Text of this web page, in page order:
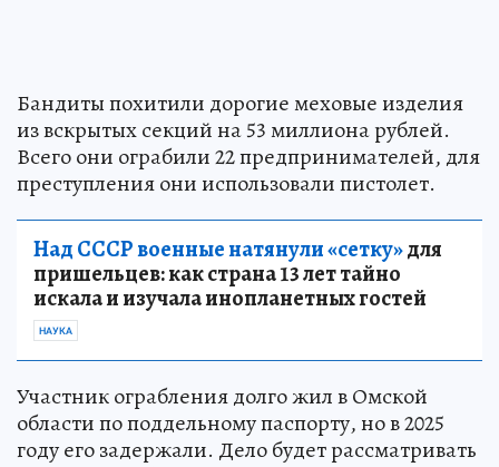
Бандиты похитили дорогие меховые изделия
из вскрытых секций на 53 миллиона рублей.
Всего они ограбили 22 предпринимателей, для
преступления они использовали пистолет.
Над СССР военные натянули «сетку»для
пришельцев: как страна 13 лет тайно
искала и изучала инопланетных гостей
НАУКА
Участник ограбления долго жил в Омской
области по поддельному паспорту, но в 2025
году его задержали. Дело будет рассматривать